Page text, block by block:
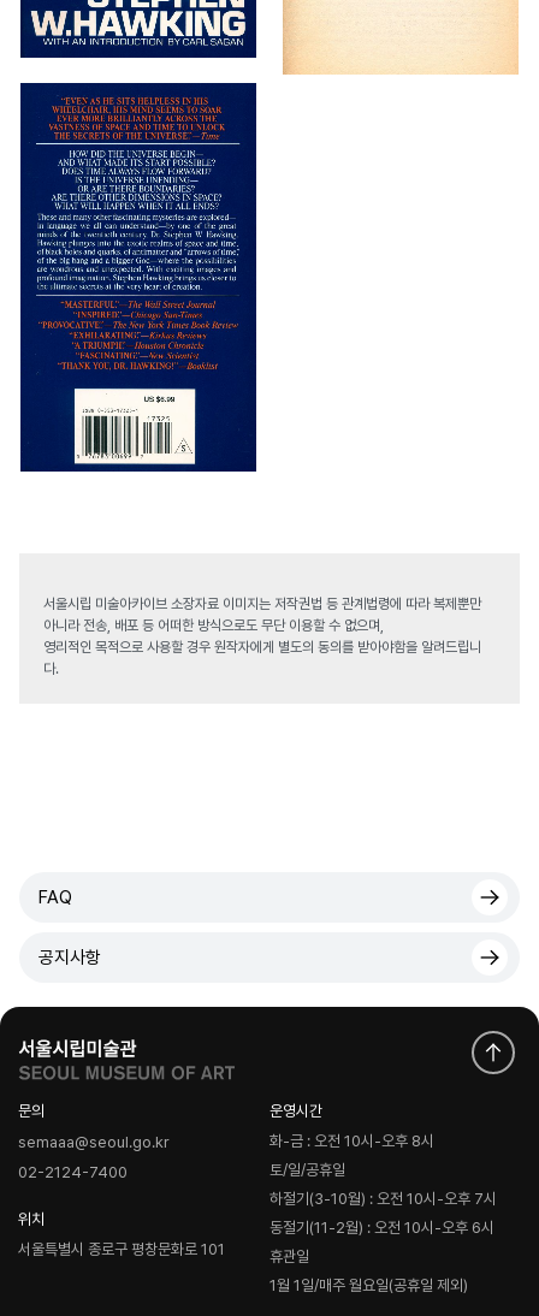
서울시립 미술아카이브 소장자료 이미지는 저작권법 등 관계법령에 따라 복제뿐만
아니라 전송, 배포 등 어떠한 방식으로도 무단 이용할 수 없으며,
영리적인 목적으로 사용할 경우 원작자에게 별도의 동의를 받아야함을 알려드립니
다.
FAQ
공지사항
문의
semaaa@seoul.go.kr
02-2124-7400
위치
서울특별시 종로구 평창문화로 101
운영시간
화-금 : 오전 10시-오후 8시
토/일/공휴일
하절기(3-10월) : 오전 10시-오후 7시
동절기(11-2월) : 오전 10시-오후 6시
휴관일
1월 1일/매주 월요일(공휴일 제외)